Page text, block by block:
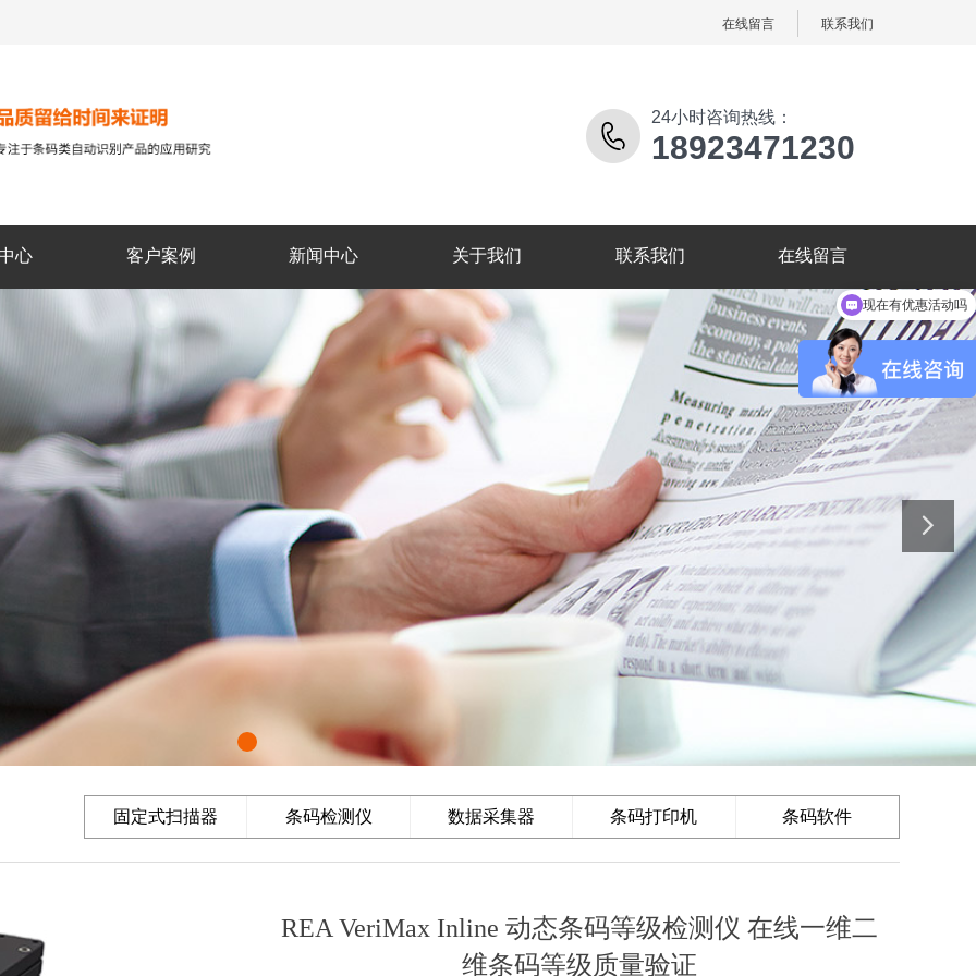
24小时咨询热线：
18923471230
心 客户案例 新闻中心 关于我们 联系我们 在线留言
在线留言 联系我们
固定式扫描器 条码检测仪 数据采集器 条码打印机 条码软件
REA VeriMax Inline 动态条码等级检测仪 在线一维二
维条码等级质量验证
现在有优惠活动吗